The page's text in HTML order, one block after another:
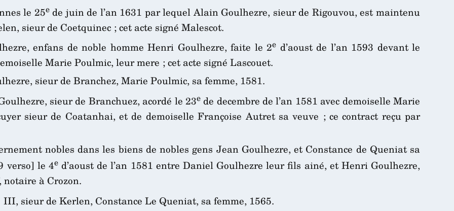
le 25ede juin de l’an 1631 par lequel Alain Goulhezre, sieur de Rigouvou, est maintenu
sieur de Coetquinec ; cet acte signé Malescot.
enfans de noble homme Henri Goulhezre, faite le 2e d’aoust de l’an 1593 devant le
Marie Poulmic, leur mere ; cet acte signé Lascouet.
sieur de Branchez, Marie Poulmic, sa femme, 1581.
sieur de Branchuez, acordé le 23ede decembre de l’an 1581 avec demoiselle Marie
sieur de Coatanhai, et de demoiselle Françoise Autret sa veuve ; ce contract reçu par
nobles dans les biens de nobles gens Jean Goulhezre, et Constance de Queniat sa
verso] le 4ed’aoust de l’an 1581 entre Daniel Goulhezre leur fils ainé, et Henri Goulhezre,
à Crozon.
sieur de Kerlen, Constance Le Queniat, sa femme, 1565.